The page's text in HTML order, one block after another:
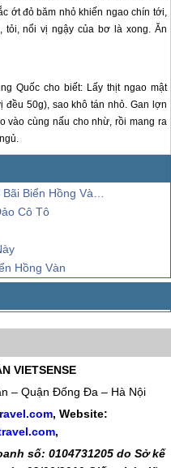
ớt đỏ băm nhỏ khiến ngao chín tới,
tỏi, nổi vị ngậy của bơ là xong. Ăn
Quốc cho biết: Lấy thịt ngao mật
đều 50g), sao khô tán nhỏ. Gan lợn
vào cùng nấu cho nhừ, rồi mang ra
Hồng Vàn Cô Tô
Cô Tô
Hồng Vàn
VIETSENSE
– Quận Đống Đa – Hà Nội
, Website:
,
số: 0104731205 do Sở kế